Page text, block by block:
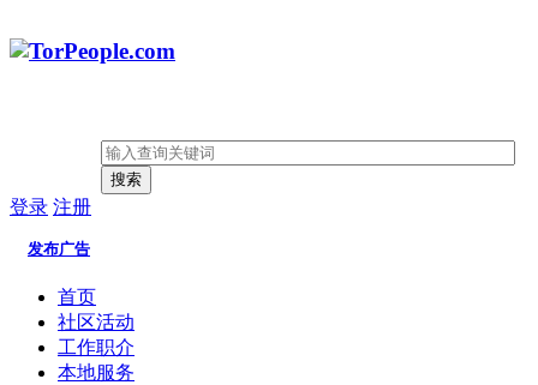
搜索
登录 注册
发布广告
首页
社区活动
工作职介
本地服务